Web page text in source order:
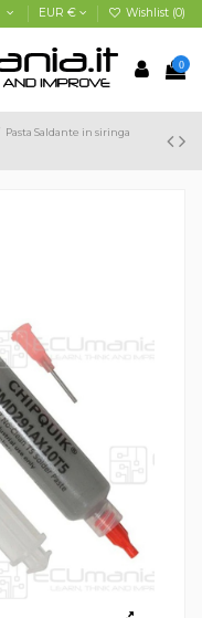
EUR € Wishlist (0)
0
Pasta Saldante in siringa